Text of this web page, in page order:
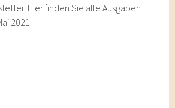
Hier finden Sie alle Ausgaben
2021.